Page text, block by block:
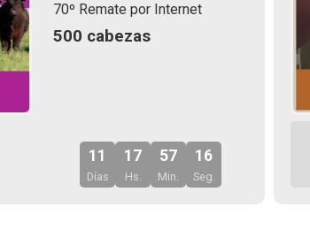
70º Remate por Internet
500 cabezas
11
Días
17
Hs.
57
Min.
14
Seg.